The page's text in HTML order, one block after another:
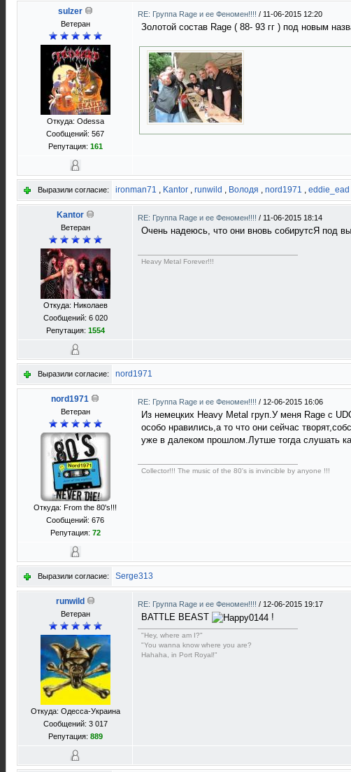
sulzer
Ветеран
Откуда: Odessa
Сообщений: 567
Репутация: 161
RE: Группа Rage и ее Феномен!!!! / 11-06-2015 12:20
Золотой состав Rage ( 88- 93 гг ) под новым
Выразили согласие: ironman71 , Kantor , runwild , Володя , nord1971 , eddie_ead
Kantor
Ветеран
Откуда: Николаев
Сообщений: 6 020
Репутация: 1554
RE: Группа Rage и ее Феномен!!!! / 11-06-2015 18:14
Очень надеюсь, что они вновь собирутсЯ под
Heavy Metal Forever!!!
Выразили согласие: nord1971
nord1971
Ветеран
Откуда: From the 80's!!!
Сообщений: 676
Репутация: 72
RE: Группа Rage и ее Феномен!!!! / 12-06-2015 16:06
Из немецких Heavy Metal груп.У меня Rage с
особо нравились,а то что они сейчас
уже в далеком прошлом.Лутше тогда слушать
Collector!!! The music of the 80's is invincible by anyone !!!
Выразили согласие: Serge313
runwild
Ветеран
Откуда: Одесса-Украина
Сообщений: 3 017
Репутация: 889
RE: Группа Rage и ее Феномен!!!! / 12-06-2015 19:17
BATTLE BEAST !
"Hey, where am I?"
"You wanna know where you are?
Hahaha, in Port Royal!"